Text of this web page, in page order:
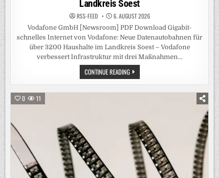
Landkreis Soest
RSS-FEED 6. AUGUST 2026
Vodafone GmbH [Newsroom] PDF Download Gigabit-
schnelles Internet von Vodafone: Neue Datenautobahnen für
über 3200 Haushalte im Landkreis Soest – Vodafone
verbessert Infrastruktur mit drei Maßnahmen…
CONTINUE READINGGIGABIT-
SCHNELLES
INTERNET
ÜBER
3200
HAUSHALTE
IM
LANDKREIS
SOEST
0 11